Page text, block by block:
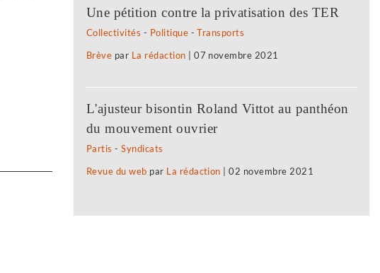
Une pétition contre la privatisation des TER
Collectivités - Politique -Transports
Brève par La rédaction |07 novembre 2021
L'ajusteur bisontin Roland Vittot au panthéon
du mouvement ouvrier
Partis -Syndicats
Revue du web par La rédaction |02 novembre 2021